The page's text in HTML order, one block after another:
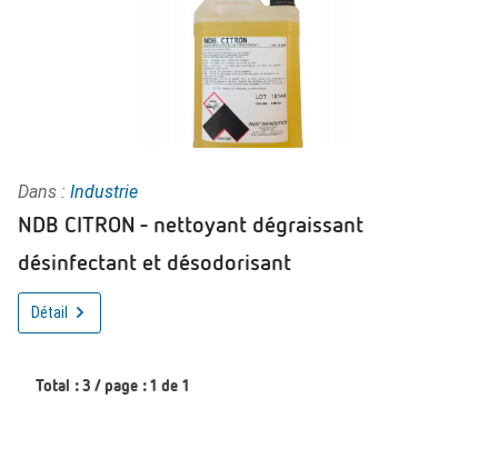
Dans : Industrie
NDB CITRON - nettoyant dégraissant
désinfectant et désodorisant
Détail
Total : 3 / page : 1 de 1